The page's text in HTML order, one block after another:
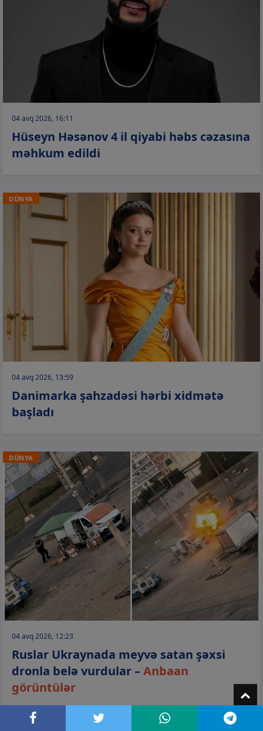
04 avq 2026, 16:11
Hüseyn Həsənov 4 il qiyabi həbs cəzasına
məhkum edildi
DÜNYA
04 avq 2026, 13:59
Danimarka şahzadəsi hərbi xidmətə
başladı
DÜNYA
04 avq 2026, 12:23
Ruslar Ukraynada meyvə satan şəxsi
dronla belə vurdular –Anbaan
görüntülər